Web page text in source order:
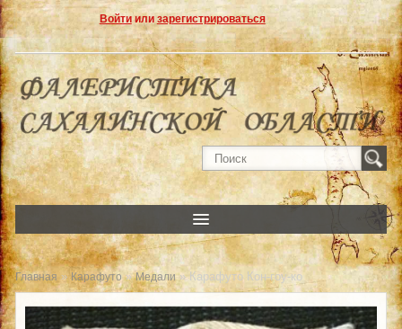
Войтиили зарегистрироваться
Главная » Карафуто»Медали» Карафуто Кон-гоу-ко